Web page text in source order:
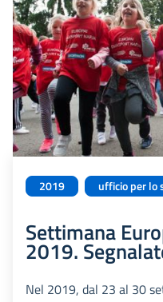
2019 ufficio per lo
Settimana
2019.
Nel 2019, dal 23 al 30